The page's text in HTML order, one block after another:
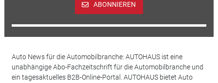
ABONNIEREN
Auto News für die Automobilbranche: AUTOHAUS ist eine
unabhängige Abo-Fachzeitschrift für die Automobilbranche und
ein tagesaktuelles B2B-Online-Portal. AUTOHAUS bietet Auto